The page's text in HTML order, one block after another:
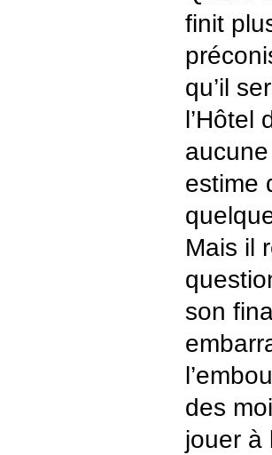
finit
qu’il
l’Hôtel
estime
Mais il
son
des
jouer à